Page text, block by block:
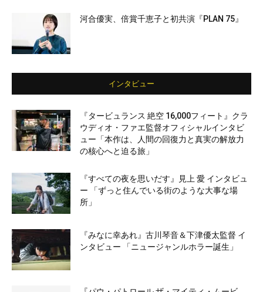
河合優実、倍賞千恵子と初共演『PLAN 75』
インタビュー
『タービュランス 絶空 16,000フィート』クラ
ウディオ・ファエ監督オフィシャルインタビ
ュー「本作は、人間の回復力と真実の解放力
の核心へと迫る旅」
『すべての夜を思いだす』見上 愛 インタビュ
ー 「ずっと住んでいる街のような大事な場
所」
『みなに幸あれ』古川琴音＆下津優太監督 イ
ンタビュー 「ニュージャンルホラー誕生」